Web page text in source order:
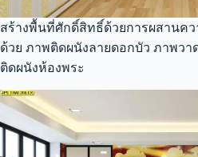
สร้างพื้นที่ศักดิ์สิทธิ์ด้วยการผสานค
ด้วย ภาพติดผนังลายดอกบัว ภาพวา
ติดผนังห้องพระ